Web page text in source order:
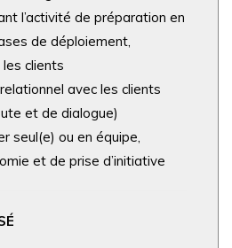
l’activité de préparation en
de déploiement,
clients
avec les clients
et de dialogue)
seul(e) ou en équipe,
et de prise d’initiative